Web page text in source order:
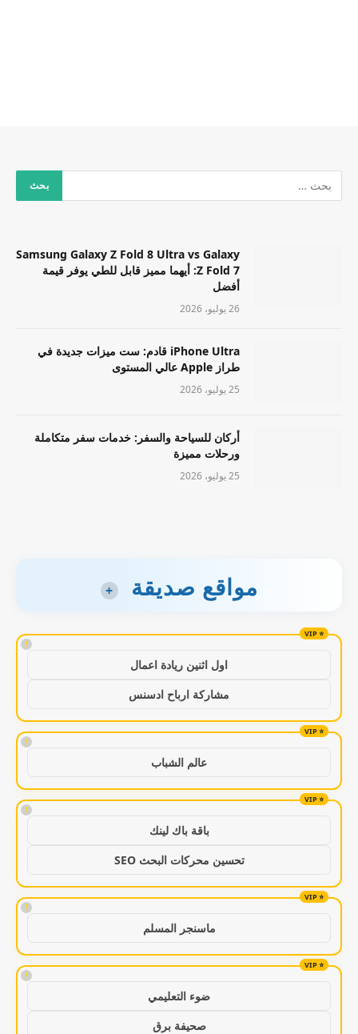
Samsung Galaxy Z Fold 8 Ultra vs Galaxy
Z Fold 7: أيهما مميز قابل للطي يوفر قيمة
أفضل
26 يوليو، 2026
iPhone Ultra قادم: ست ميزات جديدة في
طراز Apple عالي المستوى
25 يوليو، 2026
أركان للسياحة والسفر: خدمات سفر متكاملة
ورحلات مميزة
25 يوليو، 2026
مواقع صديقة +
!
اول اثنين ريادة اعمال
مشاركة ارباح ادسنس
!
عالم الشباب
!
باقة باك لينك
تحسين محركات البحث SEO
!
ماسنجر المسلم
!
ضوء التعليمي
صحيفة برق